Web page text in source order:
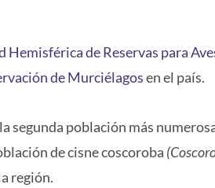
Hemisférica de Reservas para
de Murciélagosen el país.
segunda población más
de cisne coscoroba
región.